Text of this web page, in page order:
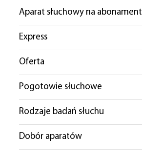
Aparat słuchowy na abonament
Express
Oferta
Pogotowie słuchowe
Rodzaje badań słuchu
Dobór aparatów